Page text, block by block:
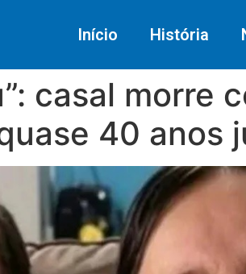
Início História
casal morre
40 anos